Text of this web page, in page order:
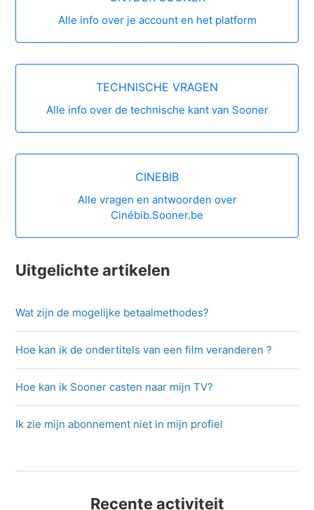
Alle info over je account en het platform
TECHNISCHE VRAGEN
Alle info over de technische kant van Sooner
CINEBIB
Alle vragen en antwoorden over
Cinébib.Sooner.be
Uitgelichte artikelen
Wat zijn de mogelijke betaalmethodes?
Hoe kan ik de ondertitels van een film veranderen ?
Hoe kan ik Sooner casten naar mijn TV?
Ik zie mijn abonnement niet in mijn profiel
Recente activiteit